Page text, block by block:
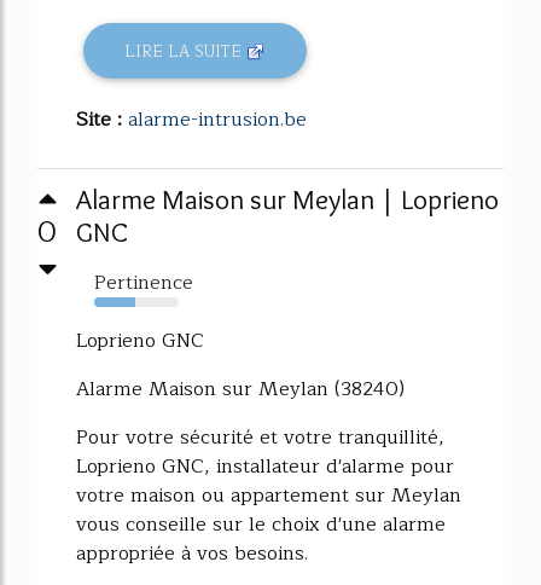
LIRE LA SUITE
Site :alarme-intrusion.be
0
Alarme Maison sur Meylan | Loprieno
GNC
Pertinence
49%
Loprieno GNC
Alarme Maison sur Meylan (38240)
Pour votre sécurité et votre tranquillité,
Loprieno GNC, installateur d'alarme pour
votre maison ou appartement sur Meylan
vous conseille sur le choix d'une alarme
appropriée à vos besoins.